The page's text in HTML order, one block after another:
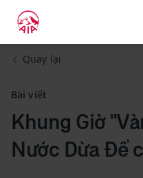
Quay lại
Bài viết
Khung Giờ
Nước Dừa Để